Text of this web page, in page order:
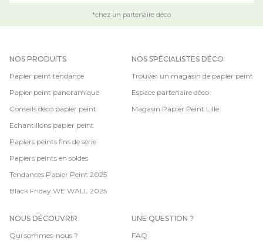
*chez un partenaire déco
NOS PRODUITS
Papier peint tendance
Papier peint panoramique
Conseils déco papier peint
Echantillons papier peint
Papiers peints fins de série
Papiers peints en soldes
Tendances Papier Peint 2025
Black Friday WE WALL 2025
NOS SPÉCIALISTES DÉCO
Trouver un magasin de papier peint
Espace partenaire déco
Magasin Papier Peint Lille
NOUS DÉCOUVRIR
Qui sommes-nous ?
UNE QUESTION ?
FAQ